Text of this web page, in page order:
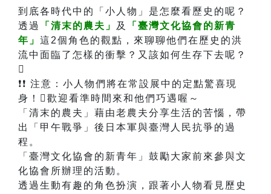
到底各時代中的「小人物」是怎麼看歷史的呢？
透過
「清末的農夫」 及
「臺灣文化協會的新青
年」 這2個角色的觀點，來聊聊他們在歷史的洪
流中面臨了怎樣的衝擊？又該如何生存下去呢？

❗❗ 注意：小人物們將在常設展中的定點驚喜現
身！歡迎看準時間來和他們巧遇喔～
「清末的農夫」藉由老農夫分享生活的苦惱，帶
出「甲午戰爭」後日本軍與臺灣人民抗爭的過
程。
「臺灣文化協會的新青年」鼓勵大家前來參與文
化協會所辦理的活動。
透過生動有趣的角色扮演，跟著小人物看見歷史